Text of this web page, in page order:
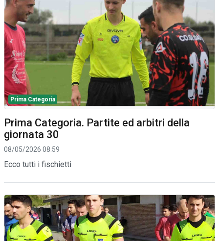
Prima Categoria
Prima Categoria. Partite ed arbitri della
giornata 30
08/05/2026 08:59
Ecco tutti i fischietti